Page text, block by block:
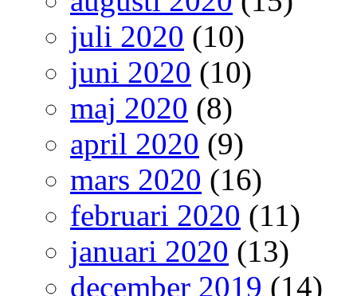
juli 2020 (10)
juni 2020 (10)
maj 2020 (8)
april 2020 (9)
mars 2020 (16)
februari 2020 (11)
januari 2020 (13)
december 2019 (14)